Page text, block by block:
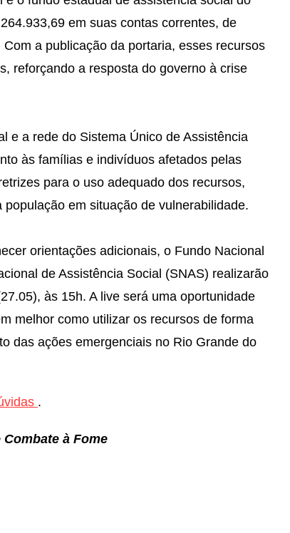
em suas contas correntes, de
a publicação da portaria, esses recursos
reforçando a resposta do governo à crise
e a rede do Sistema Único de Assistência
às famílias e indivíduos afetados pelas
para o uso adequado dos recursos,
em situação de vulnerabilidade.
orientações adicionais, o Fundo Nacional
de Assistência Social (SNAS) realizarão
às 15h. A live será uma oportunidade
melhor como utilizar os recursos de forma
das ações emergenciais no Rio Grande do
.
à Fome